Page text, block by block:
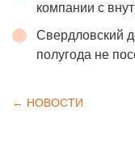
компании с
Свердловский
полугода не
← НОВОСТИ